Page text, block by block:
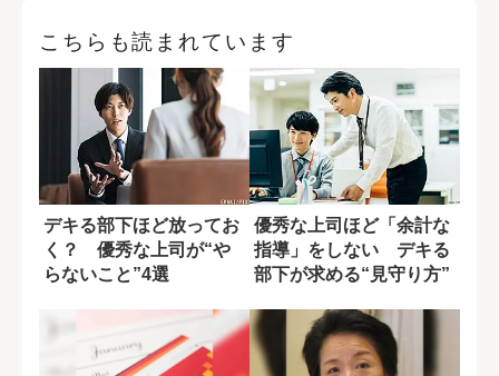
こちらも読まれています
デキる部下ほど放ってお
く？ 優秀な上司が“や
らないこと”4選
優秀な上司ほど「余計な
指導」をしない デキる
部下が求める“見守り方”